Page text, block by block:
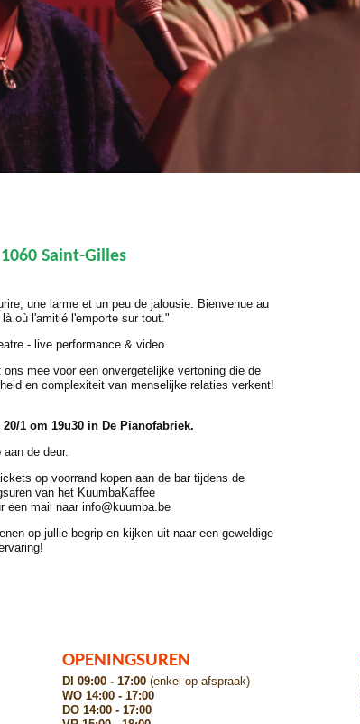
Saint-Gilles
une larme et un peu de jalousie. Bienvenue au
là où l'amitié l'emporte sur tout."
- live performance & video.
ons mee voor een onvergetelijke vertoning die de
en complexiteit van menselijke relaties verkent!
20/1 om 19u30 in De Pianofabriek.
aan de deur.
op voorrand kopen aan de bar tijdens de
van het KuumbaKaffee
een mail naar info@kuumba.be
op jullie begrip en kijken uit naar een geweldige
OPENINGSUREN
DI 09:00 - 17:00 (enkel op afspraak)
WO 14:00 - 17:00
DO 14:00 - 17:00